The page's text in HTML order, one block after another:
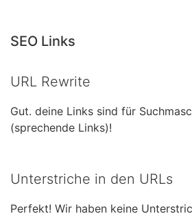
SEO Links
URL Rewrite
Gut. deine Links sind für
(sprechende Links)!
Unterstriche in den URLs
Perfekt! Wir haben keine